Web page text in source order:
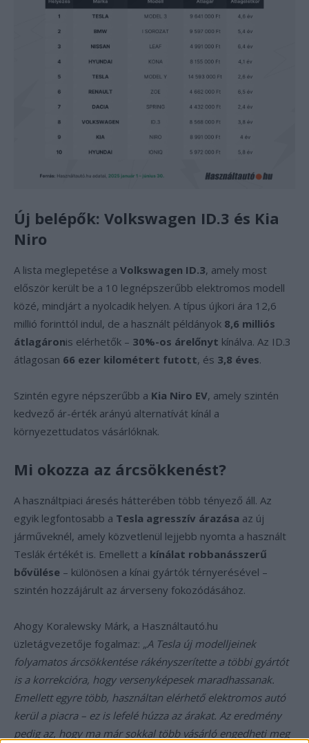
Új belépők: Volkswagen ID.3 és Kia
Niro
A lista meglepetése a Volkswagen ID.3, amely most
először került be a 10 legnépszerűbb elektromos modell
közé, mindjárt a nyolcadik helyen. A típus újkori ára 12,6
millió forinttól indul, de a használt példányok 8,6 milliós
átlagáronis elérhetők – 30%-os árelőnyt kínálva. Az ID.3
átlagosan 66 ezer kilométert futott, és 3,8 éves.
Szintén egyre népszerűbb a Kia Niro EV, amely szintén
kedvező ár-érték arányú alternatívát kínál a
környezettudatos vásárlóknak.
Mi okozza az árcsökkenést?
A használtpiaci áresés hátterében több tényező áll. Az
egyik legfontosabb a Tesla agresszív árazása az új
járműveknél, amely közvetlenül lejjebb nyomta a használt
Teslák értékét is. Emellett a kínálat robbanásszerű
bővülése – különösen a kínai gyártók térnyerésével –
szintén hozzájárult az árverseny fokozódásához.
Ahogy Koralewsky Márk, a Használtautó.hu
üzletágvezetője fogalmaz: „A Tesla új modelljeinek
folyamatos árcsökkentése rákényszerítette a többi gyártót
is a korrekcióra, hogy versenyképesek maradhassanak.
Emellett egyre több, használtan elérhető elektromos autó
kerül a piacra – ez is lefelé húzza az árakat. Az eredmény
pedig az, hogy ma már sokkal több vásárló engedheti meg